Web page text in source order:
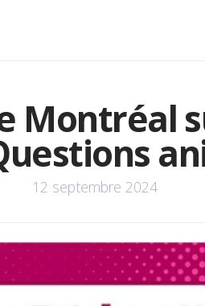
Montréal
12 septembre 2024